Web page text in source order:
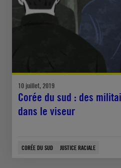
10 juillet, 2019
Corée du sud : des
dans le viseur
CORÉE DU SUD JUSTICE RACIALE